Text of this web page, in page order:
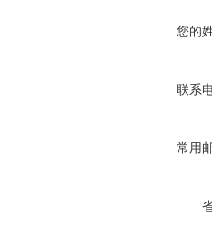
您的
联系
常用